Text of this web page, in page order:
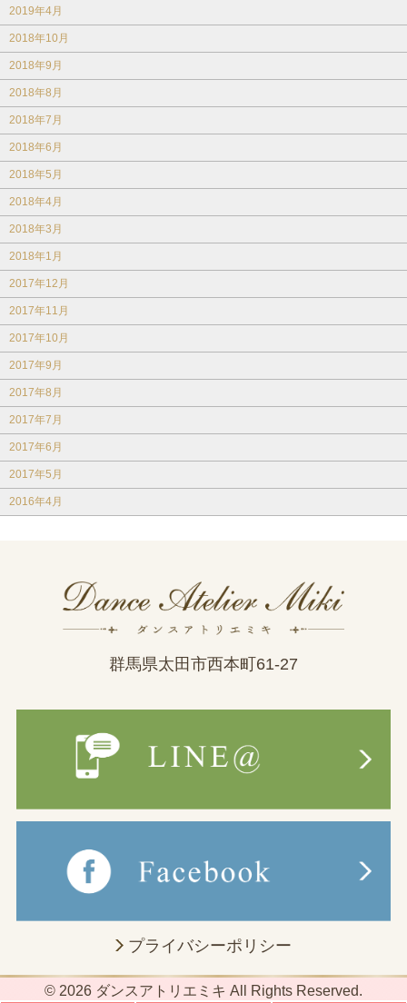
2019年4月
2018年10月
2018年9月
2018年8月
2018年7月
2018年6月
2018年5月
2018年4月
2018年3月
2018年1月
2017年12月
2017年11月
2017年10月
2017年9月
2017年8月
2017年7月
2017年6月
2017年5月
2016年4月
群馬県太田市西本町61-27
プライバシーポリシー
© 2026 ダンスアトリエミキ All Rights Reserved.